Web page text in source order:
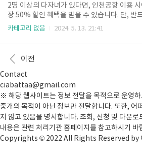
간프로그램 관람 해설오전 10시, 오후 2시, 3
로 '녹지원'에서 시작합니다.해설코스는 녹지원
재 - 구 본관터 - 본관 - 영빈관 코스로 진행됩니
선 사진에서 파란색 1번으로 표시된 코스입니
30분 내..
2명 이상의 다자녀가 있다면, 인천공항 이용
장 50% 할인 혜택을 받을 수 있습니다. 단, 반
에 등록을 해야만 할인이 가능합니다. 현장에서
하기 👆🏻 인천공항 다자녀 신청자격신청 다자
막내가 15세 이하이고, 자녀가 2명 이상인 경우
대상자로써, 인천공항 다자녀 할인이 가능합니
금액은 50%입니다. 인천공항 다자녀 등록하기
등록은 현장에서는 불가능하게 변경되었으며,
항 정기권 관리 시스템에서 차량번호를 사전
있습니다. 미리 등록해야 할인되고, 필요 서류
니 오늘 바로 하시는 것을 추천드립니다. 접속
'다자녀 ..
카테고리 없음 2024. 5. 13. 21:41
이전
Contact
ciabattaa@gmail.com
※ 해당 웹사이트는 정보 전달을 목적으로 운영
중개의 목적이 아닌 정보만 전달합니다. 또한, 어
지 않고 있음을 명시합니다. 조회, 신청 및 다운로
내용은 관련 처리기관 홈페이지를 참고하시기 바
Copyrights © 2022 All Rights Reserved by